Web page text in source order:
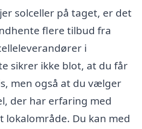
solceller på taget, er det
flere tilbud fra
i
sikrer ikke blot, at du får
men også at du vælger
der har erfaring med
lokalområde. Du kan med